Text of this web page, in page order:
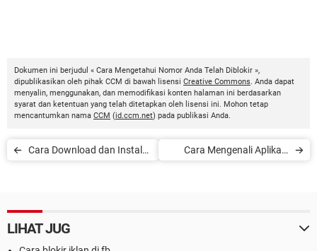
Dokumen ini berjudul « Cara Mengetahui Nomor Anda Telah Diblokir »,
dipublikasikan oleh pihak CCM di bawah lisensi Creative Commons. Anda dapat
menyalin, menggunakan, dan memodifikasi konten halaman ini berdasarkan
syarat dan ketentuan yang telah ditetapkan oleh lisensi ini. Mohon tetap
mencantumkan nama CCM (id.ccm.net) pada publikasi Anda.
Cara Download dan Instal
Cara Mengenali Aplikasi
LIHAT JUG